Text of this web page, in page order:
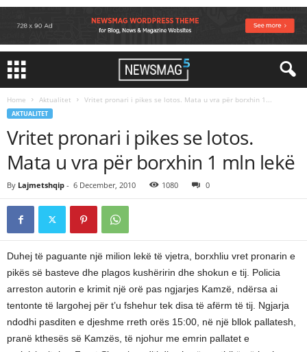
Home Aktualitet Vritet pronari i pikes se lotos. Mata u vra për borxhin 1...
AKTUALITET
Vritet pronari i pikes se lotos.
Mata u vra për borxhin 1 mln lekë
By Lajmetshqip - 6 December, 2010 1080 0
Duhej të paguante një milion lekë të vjetra, borxhliu vret pronarin e
pikës së basteve dhe plagos kushëririn dhe shokun e tij. Policia
arreston autorin e krimit një orë pas ngjarjes Kamzë, ndërsa ai
tentonte të largohej për t’u fshehur tek disa të afërm të tij. Ngjarja
ndodhi pasditen e djeshme rreth orës 15:00, në një bllok pallatesh,
pranë kthesës së Kamzës, të njohur me emrin pallatet e